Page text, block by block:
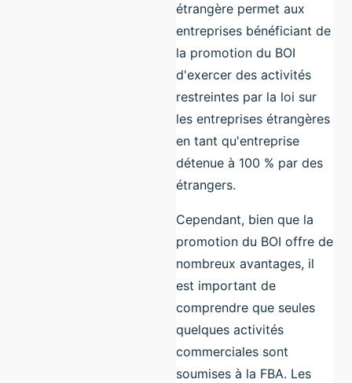
étrangère permet aux
entreprises bénéficiant de
la promotion du BOI
d'exercer des activités
restreintes par la loi sur
les entreprises étrangères
en tant qu'entreprise
détenue à 100 % par des
étrangers.
Cependant, bien que la
promotion du BOI offre de
nombreux avantages, il
est important de
comprendre que seules
quelques activités
commerciales sont
soumises à la FBA. Les